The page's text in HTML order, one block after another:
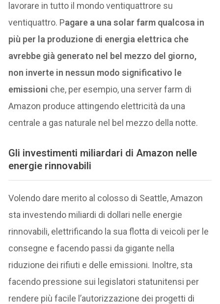
lavorare in tutto il mondo ventiquattrore su
ventiquattro. Pagare a una solar farm qualcosa in
più per la produzione di energia elettrica che
avrebbe già generato nel bel mezzo del giorno,
non inverte in nessun modo significativo le
emissioni che, per esempio, una server farm di
Amazon produce attingendo elettricità da una
centrale a gas naturale nel bel mezzo della notte.
Gli investimenti miliardari di Amazon nelle
energie rinnovabili
Volendo dare merito al colosso di Seattle, Amazon
sta investendo miliardi di dollari nelle energie
rinnovabili, elettrificando la sua flotta di veicoli per le
consegne e facendo passi da gigante nella
riduzione dei rifiuti e delle emissioni. Inoltre, sta
facendo pressione sui legislatori statunitensi per
rendere più facile l’autorizzazione dei progetti di